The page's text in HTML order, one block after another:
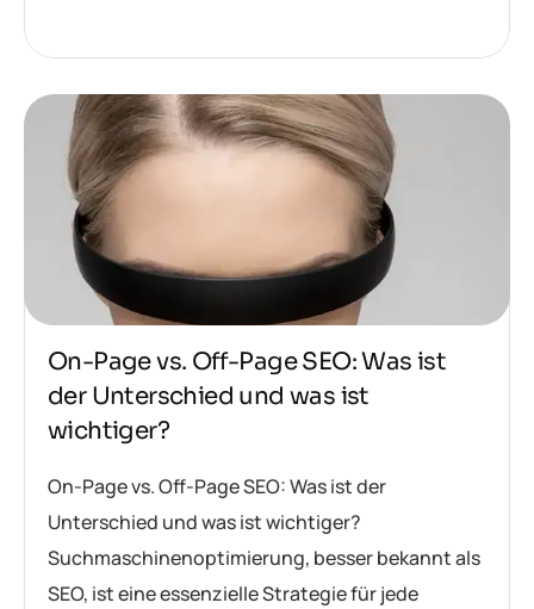
On-Page vs. Off-Page SEO: Was ist
der Unterschied und was ist
wichtiger?
On-Page vs. Off-Page SEO: Was ist der
Unterschied und was ist wichtiger?
Suchmaschinenoptimierung, besser bekannt als
SEO, ist eine essenzielle Strategie für jede